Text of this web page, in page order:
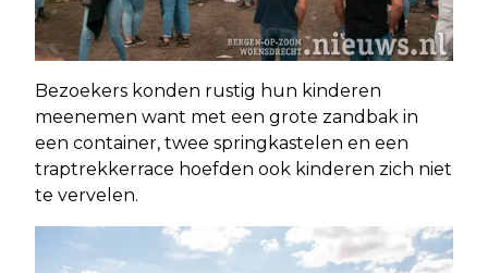
Bezoekers konden rustig hun kinderen
meenemen want met een grote zandbak in
een container, twee springkastelen en een
traptrekkerrace hoefden ook kinderen zich niet
te vervelen.